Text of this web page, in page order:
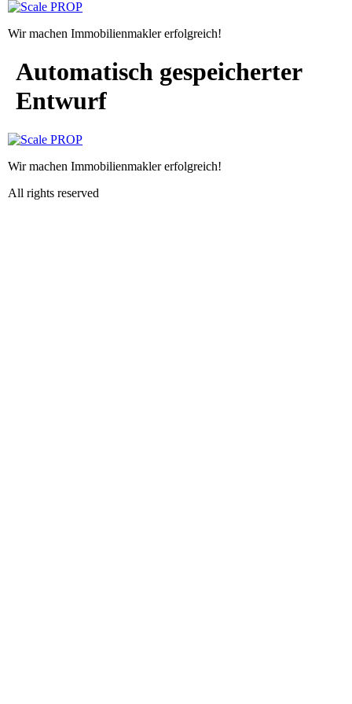
Zum
springen
Wir machen Immobilienmakler erfolgreich!
Automatisch gespeicherter
Entwurf
Wir machen Immobilienmakler erfolgreich!
All rights reserved